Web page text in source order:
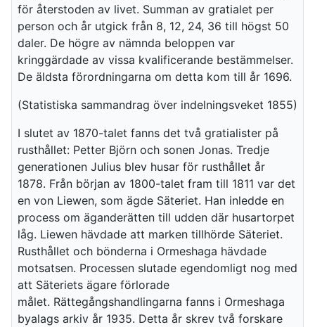
för återstoden av livet. Summan av gratialet per
person och år utgick från 8, 12, 24, 36 till högst 50
daler. De högre av nämnda beloppen var
kringgärdade av vissa kvalificerande bestämmelser.
De äldsta förordningarna om detta kom till år 1696.
(Statistiska sammandrag över indelningsveket 1855)
I slutet av 1870-talet fanns det två gratialister på
rusthållet: Petter Björn och sonen Jonas. Tredje
generationen Julius blev husar för rusthållet år
1878. Från början av 1800-talet fram till 1811 var det
en von Liewen, som ägde Säteriet. Han inledde en
process om äganderätten till udden där husartorpet
låg. Liewen hävdade att marken tillhörde Säteriet.
Rusthållet och bönderna i Ormeshaga hävdade
motsatsen. Processen slutade egendomligt nog med
att Säteriets ägare förlorade
målet. Rättegångshandlingarna fanns i Ormeshaga
byalags arkiv år 1935. Detta år skrev två forskare